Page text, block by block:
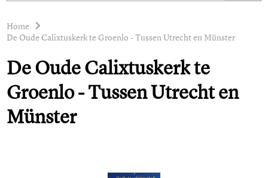
Home
De Oude Calixtuskerk te Groenlo - Tussen Utrecht en Münster
De Oude Calixtuskerk te
Groenlo - Tussen Utrecht en
Münster